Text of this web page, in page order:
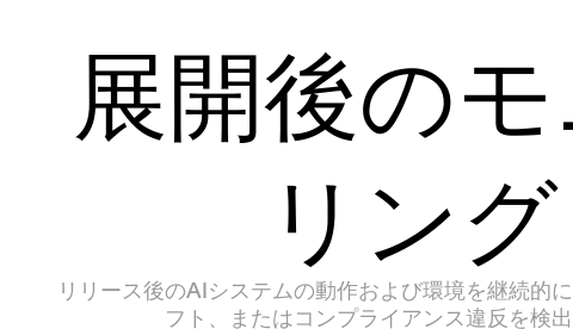
展開後の
リング
リリース後のAIシステムの動作および環境を継続的
フト、またはコンプライアンス違反を検出